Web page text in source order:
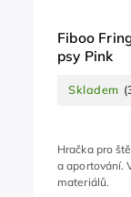
Fiboo
psy Pink
Skladem
Hračka pro
a aportování.
materiálů.